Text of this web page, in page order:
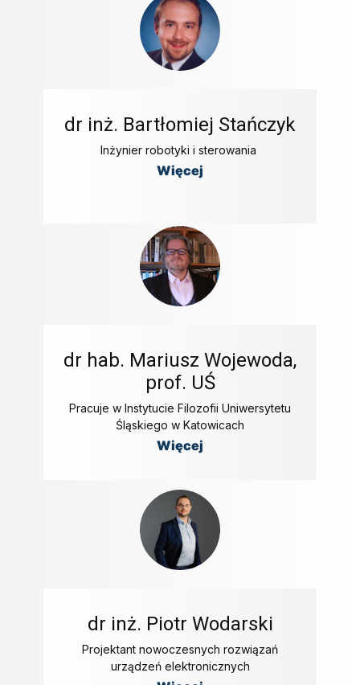
dr inż. Bartłomiej Stańczyk
Inżynier robotyki i sterowania
Więcej
dr hab. Mariusz Wojewoda,
prof. UŚ
Pracuje w Instytucie Filozofii Uniwersytetu
Śląskiego w Katowicach
Więcej
dr inż. Piotr Wodarski
Projektant nowoczesnych rozwiązań
urządzeń elektronicznych